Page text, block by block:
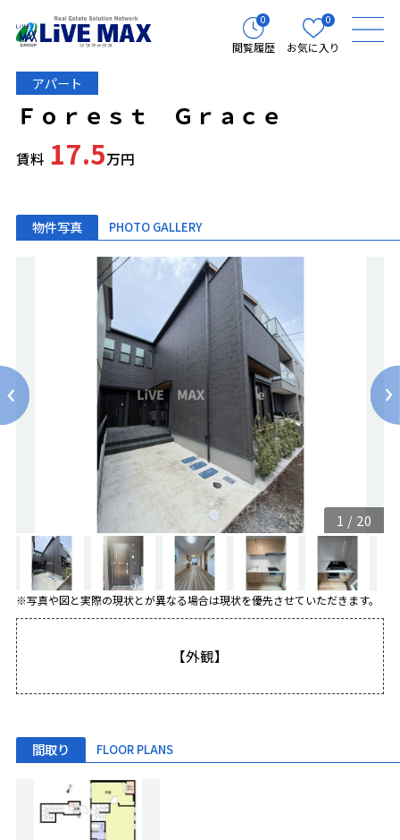
0
閲覧履歴
0
お気に入り
アパート
Ｆｏｒｅｓｔ Ｇｒａｃｅ
賃料 17.5万円
物件写真 PHOTO GALLERY
1 / 20
※写真や図と実際の現状とが異なる場合は現状を優先させていただきます。
【外観】
間取り FLOOR PLANS